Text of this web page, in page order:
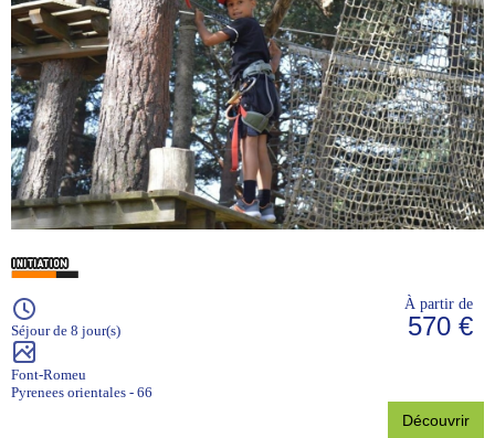
Séjour de 8 jour(s)
Font-Romeu
Pyrenees orientales - 66
À partir de
570 €
Découvrir